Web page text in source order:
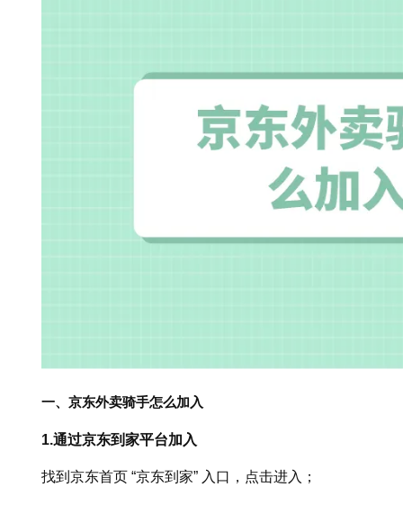
一、京东外卖骑手怎么加入
1.通过京东到家平台加入
找到京东首页 “京东到家” 入口，点击进入；